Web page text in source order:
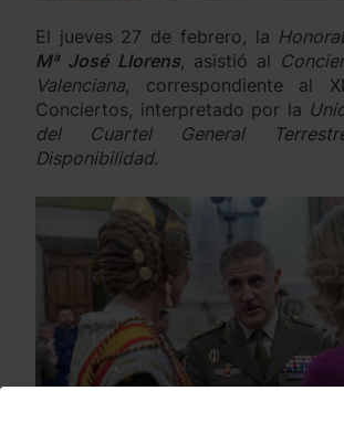
El jueves 27 de febrero, la
Mª José Llorens, asistió al
Valenciana, correspondiente al
Conciertos, interpretado por la
del Cuartel General
Disponibilidad.